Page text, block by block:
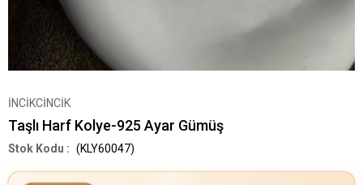
İNCİKCİNCİK
Taşlı Harf Kolye-925 Ayar Gümüş
(KLY60047)